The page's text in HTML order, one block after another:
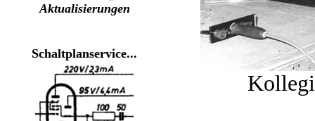
Aktualisierungen
Schaltplanservice...